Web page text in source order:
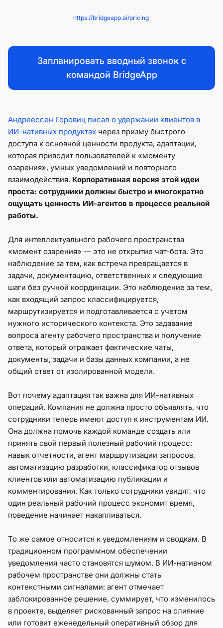
https://bridgeapp.ai/pricing
Запланировать вводный звонок с
командой BridgeApp
Андреессен Горовиц писал о удержании клиентов в
ИИ-нативных продуктах через призму быстрого
доступа к основной ценности продукта, адаптации,
которая приводит пользователей к «моменту
озарения», умных уведомлений и повторного
взаимодействия. Корпоративная версия этой идеи
проста: сотрудники должны быстро и многократно
ощущать ценность ИИ-агентов в процессе реальной
работы.
Для интеллектуального рабочего пространства
«момент озарения» — это не открытие чат-бота. Это
наблюдение за тем, как встреча превращается в
задачи, документацию, ответственных и следующие
шаги без ручной координации. Это наблюдение за тем,
как входящий запрос классифицируется,
маршрутизируется и подготавливается с учетом
нужного исторического контекста. Это задавание
вопроса агенту рабочего пространства и получение
ответа, который отражает фактические чаты,
документы, задачи и базы данных компании, а не
общий ответ от изолированной модели.
Вот почему адаптация так важна для ИИ-нативных
операций. Компания не должна просто объявлять, что
сотрудники теперь имеют доступ к инструментам ИИ.
Она должна помочь каждой команде создать или
принять свой первый полезный рабочий процесс:
навык отчетности, агент маршрутизации запросов,
автоматизацию разработки, классификатор отзывов
клиентов или автоматизацию публикации и
комментирования. Как только сотрудники увидят, что
один реальный рабочий процесс экономит время,
поведение начинает накапливаться.
То же самое относится к уведомлениям и сводкам. В
традиционном программном обеспечении
уведомления часто становятся шумом. В ИИ-нативном
рабочем пространстве они должны стать
контекстными сигналами: агент отмечает
заблокированное решение, суммирует, что изменилось
в проекте, выделяет рискованный запрос на слияние
или готовит еженедельный оперативный обзор для